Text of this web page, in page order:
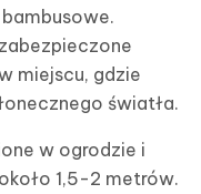
miejscu, gdzie
światła.
w ogrodzie i
1,5-2 metrów.